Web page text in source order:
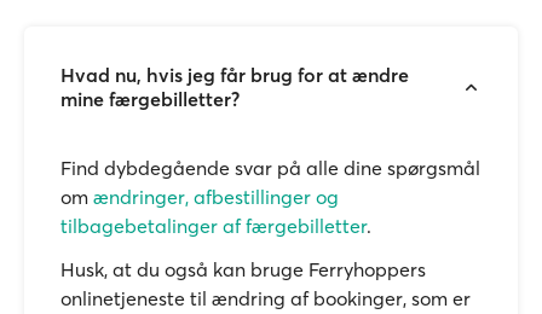
Hvad nu, hvis jeg får brug for at ændre
mine færgebilletter?
Find dybdegående svar på alle dine spørgsmål
om ændringer, afbestillinger og
tilbagebetalinger af færgebilletter.
Husk, at du også kan bruge Ferryhoppers
onlinetjeneste til ændring af bookinger, som er